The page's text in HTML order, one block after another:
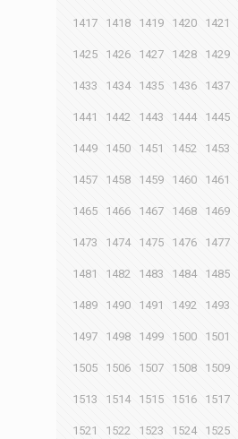
1417 1418 1419 1420 1421
1425 1426 1427 1428 1429
1433 1434 1435 1436 1437
1441 1442 1443 1444 1445
1449 1450 1451 1452 1453
1457 1458 1459 1460 1461
1465 1466 1467 1468 1469
1473 1474 1475 1476 1477
1481 1482 1483 1484 1485
1489 1490 1491 1492 1493
1497 1498 1499 1500 1501
1505 1506 1507 1508 1509
1513 1514 1515 1516 1517
1521 1522 1523 1524 1525